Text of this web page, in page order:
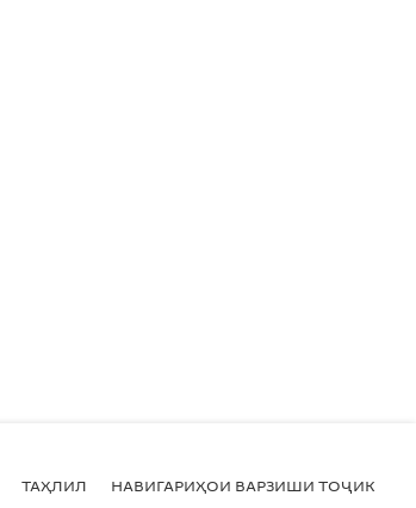
ТАҲЛИЛ НАВИГАРИҲОИ ВАРЗИШИ